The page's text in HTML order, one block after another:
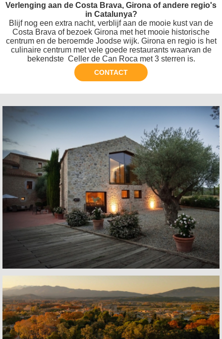
Verlenging aan de Costa Brava, Girona of andere regio's
in Catalunya?
Blijf nog een extra nacht, verblijf aan de mooie kust van de
Costa Brava of bezoek Girona met het mooie historische
centrum en de beroemde Joodse wijk. Girona en regio is het
culinaire centrum met vele goede restaurants waarvan de
bekendste Celler de Can Roca met 3 sterren is.
CONTACT